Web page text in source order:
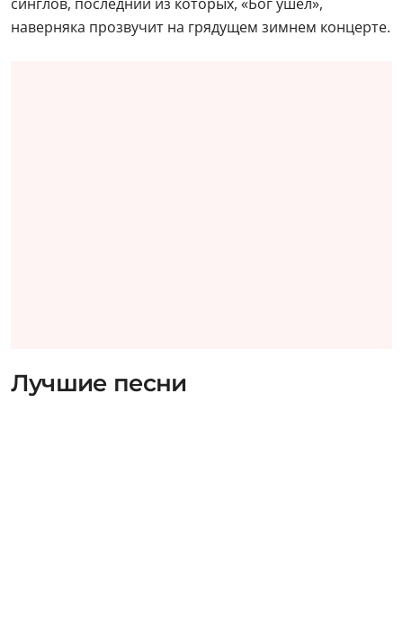
наверняка прозвучит на грядущем зимнем концерте.
Лучшие песни